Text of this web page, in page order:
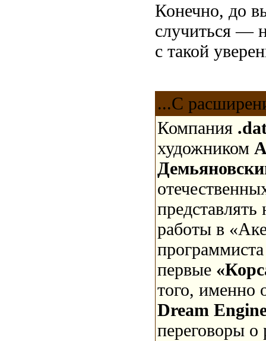
Конечно, до
случиться —
с такой
...С
Компания
художником
работы в
первые
того, именно
Dream
переговоры о